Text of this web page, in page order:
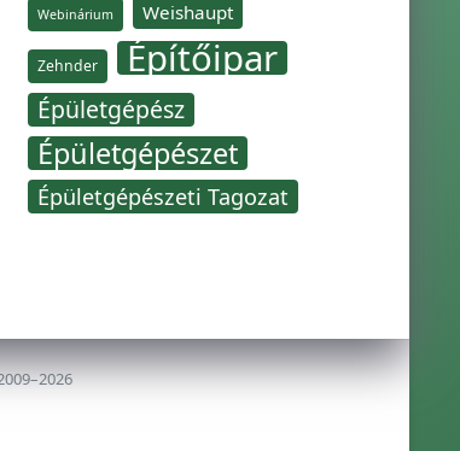
Webinárium Weishaupt
Zehnder Építőipar
Épületgépész
Épületgépészet
Épületgépészeti Tagozat